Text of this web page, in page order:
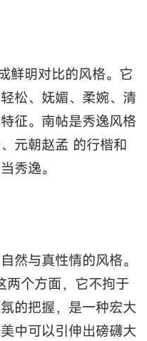
鲜明对比的风格。它
松、妩媚、柔婉、清
征。南帖是秀逸风格
元朝赵孟 的行楷和
秀逸。
然与真性情的风格。
两个方面，它不拘于
的把握，是一种宏大
中可以引伸出磅礴大